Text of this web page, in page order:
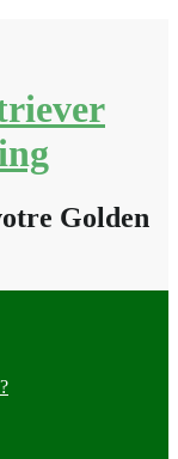
Golden